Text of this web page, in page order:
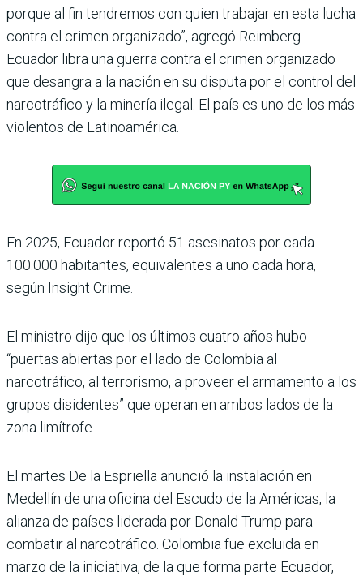
porque al fin tendremos con quien trabajar en esta lucha
contra el crimen organizado”, agregó Reimberg.
Ecuador libra una guerra contra el crimen organizado
que desangra a la nación en su disputa por el control del
narcotráfico y la minería ilegal. El país es uno de los más
violentos de Latinoamérica.
En 2025, Ecuador reportó 51 asesinatos por cada
100.000 habitantes, equivalentes a uno cada hora,
según Insight Crime.
El ministro dijo que los últimos cuatro años hubo
“puertas abiertas por el lado de Colombia al
narcotráfico, al terrorismo, a proveer el armamento a los
grupos disidentes” que operan en ambos lados de la
zona limítrofe.
El martes De la Espriella anunció la instalación en
Medellín de una oficina del Escudo de la Américas, la
alianza de países liderada por Donald Trump para
combatir al narcotráfico. Colombia fue excluida en
marzo de la iniciativa, de la que forma parte Ecuador,